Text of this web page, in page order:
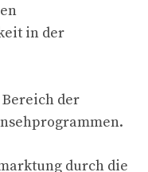
in der
der
durch die